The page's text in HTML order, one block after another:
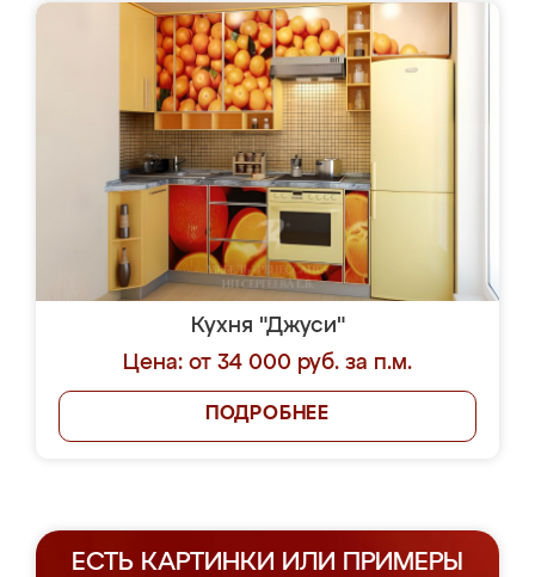
Кухня "Джуси"
Цена: от 34 000 руб. за п.м.
ПОДРОБНЕЕ
ЕСТЬ КАРТИНКИ ИЛИ ПРИМЕРЫ